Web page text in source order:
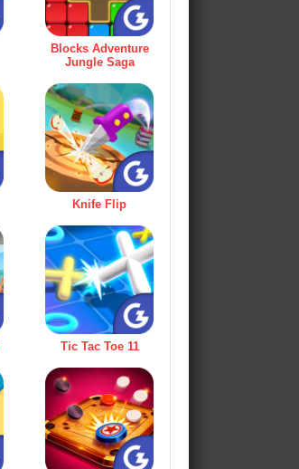
Blocks Adventure
Jungle Saga
Knife Flip
Tic Tac Toe 11